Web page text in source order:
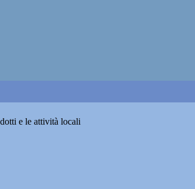
e le attività locali